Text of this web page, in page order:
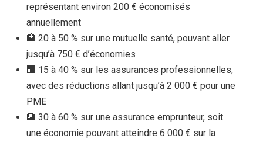
représentant environ 200 € économisés
annuellement
🏥 20 à 50 % sur une mutuelle santé, pouvant aller
jusqu’à 750 € d’économies
🏢 15 à 40 % sur les assurances professionnelles,
avec des réductions allant jusqu’à 2 000 € pour une
PME
🏦 30 à 60 % sur une assurance emprunteur, soit
une économie pouvant atteindre 6 000 € sur la